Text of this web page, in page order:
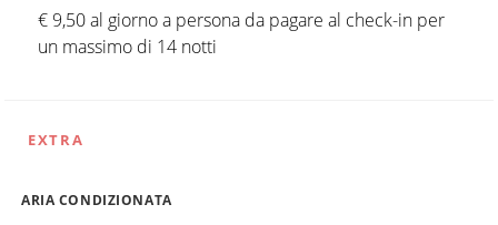
€ 9,50 al giorno a persona da pagare al check-in per
un massimo di 14 notti
EXTRA
ARIA CONDIZIONATA